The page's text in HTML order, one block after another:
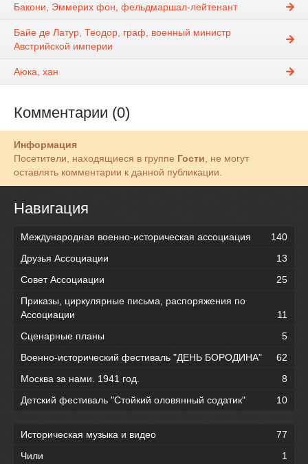
Бакони, Эммерих фон, фельдмаршал-лейтенант
Байе де Латур, Теодор, граф, военный министр
Австрийской империи
Аюка, хан
Комментарии (0)
Информация
Посетители, находящиеся в группе Гости , не могут
оставлять комментарии к данной публикации.
Навигация
Международная военно-историческая ассоциация
140
Друзья Ассоциации
13
Совет Ассоциации
25
Приказы, циркулярные письма, распоряжения по
Ассоциации
11
Сценарные планы
5
Военно-исторический фестиваль "ДЕНЬ БОРОДИНА"
62
Москва за нами. 1941 год.
8
Детский фестиваль "Стойкий оловянный содатик"
10
Историческая музыка и видео
77
Чили
1